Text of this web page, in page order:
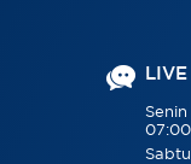
LIVE
07:00